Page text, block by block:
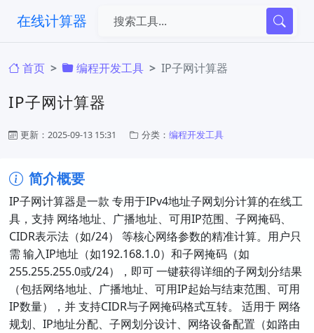
在线计算器
首页 编程开发工具 IP子网计算器
IP子网计算器
更新：2025-09-13 15:31 分类： 编程开发工具
简介概要
IP子网计算器是一款 ​专用于IPv4地址子网划分计算的在线工
具，支持 ​网络地址、广播地址、可用IP范围、子网掩码、
CIDR表示法（如/24）​​ 等核心网络参数的精准计算。用户只
需 ​输入IP地址（如192.168.1.0）和子网掩码（如
255.255.255.0或/24）​，即可 ​一键获得详细的子网划分结果​
（包括网络地址、广播地址、可用IP起始与结束范围、可用
IP数量），并 ​支持CIDR与子网掩码格式互转。 适用于 ​网络
规划、IP地址分配、子网划分设计、网络设备配置（如路由